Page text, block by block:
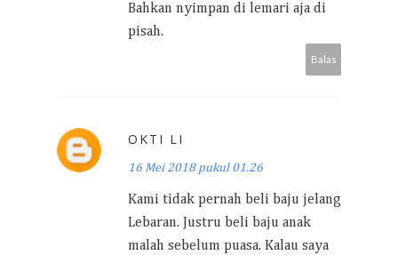
Bahkan nyimpan di lemari aja di
pisah.
Balas
OKTI LI
16 Mei 2018 pukul 01.26
Kami tidak pernah beli baju jelang
Lebaran. Justru beli baju anak
malah sebelum puasa. Kalau saya